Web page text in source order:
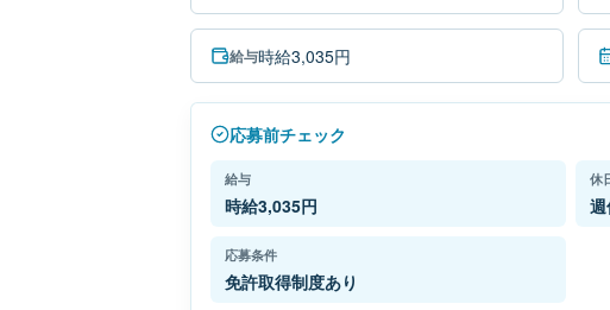
給与時給3,035円
応募前チェック
給与
時給3,035円
休
応募条件
免許取得制度あり